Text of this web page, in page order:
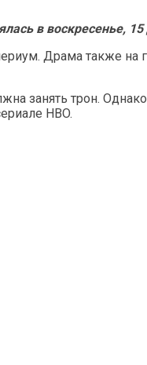
в воскресенье, 15
Драма также на
занять трон.
HBO.